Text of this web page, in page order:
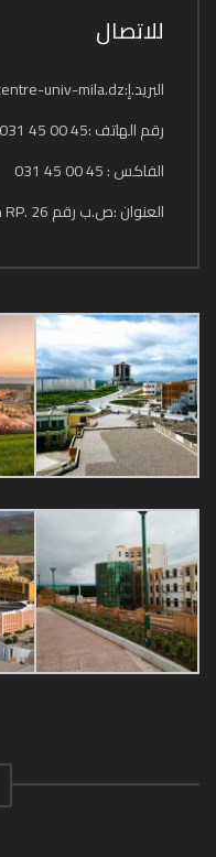
للاتصال
البريد.إ:admin.site@centre-univ-mila.dz
رقم الهاتف :45 00 45 031
الفاكس : 45 00 45 031
العنوان :ص.ب رقم 26 .RP ميلة 43000 الجزائر